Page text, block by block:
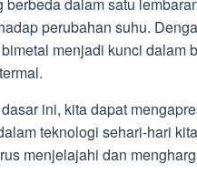
perubahan suhu.
menjadi kunci dalam
ini, kita dapat
teknologi sehari-hari
menjelajahi dan